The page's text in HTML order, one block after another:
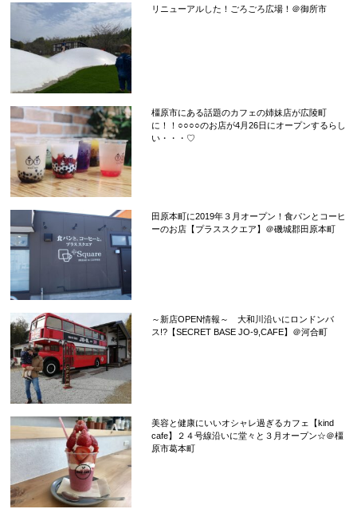
リニューアルした！ごろごろ広場！＠御所市
橿原市にある話題のカフェの姉妹店が広陵町
に！！○○○○のお店が4月26日にオープンするらし
い・・・♡
田原本町に2019年３月オープン！食パンとコーヒ
ーのお店【プラススクエア】＠磯城郡田原本町
～新店OPEN情報～ 大和川沿いにロンドンバ
ス!?【SECRET BASE JO-9,CAFE】＠河合町
美容と健康にいいオシャレ過ぎるカフェ【kind
cafe】２４号線沿いに堂々と３月オープン☆＠橿
原市葛本町